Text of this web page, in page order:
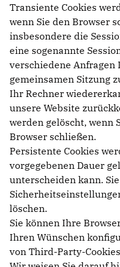
Transiente Cookies
wenn Sie den Browser
insbesondere die
eine sogenannte
verschiedene Anfragen
gemeinsamen Sitzung
Ihr Rechner
unsere Website
werden gelöscht, wenn
Browser schließen.
Persistente Cookies
vorgegebenen Dauer
unterscheiden kann.
löschen.
Sie können Ihre
Ihren Wünschen
von Third-Party-